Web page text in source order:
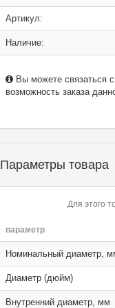
Артикул:
Наличие:
Вы можете связаться
возможность заказа
Параметры товара
Для этого
параметр
Номинальный диаметр,
Диаметр (дюйм)
Внутренний диаметр, мм